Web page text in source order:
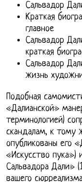
Сальвадор
Краткая
главное
Сальвадор
краткая
Сальвадор
жизнь
Подобная
«Далианской»
терминологией)
скандалам, к тому
опубликованы его
«Искусство пука»)
Сальвадора Дали»
вашего